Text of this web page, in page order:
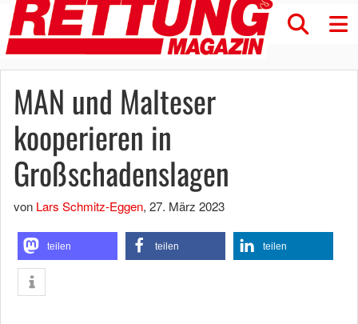
MAN und Malteser
kooperieren in
Großschadenslagen
von Lars Schmitz-Eggen, 27. März 2023
teilen teilen teilen